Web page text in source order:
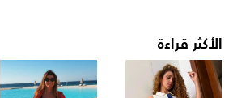
الأكثر قراءة